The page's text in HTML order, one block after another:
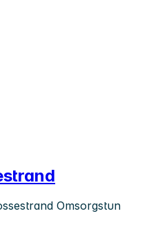
Omsorgstun